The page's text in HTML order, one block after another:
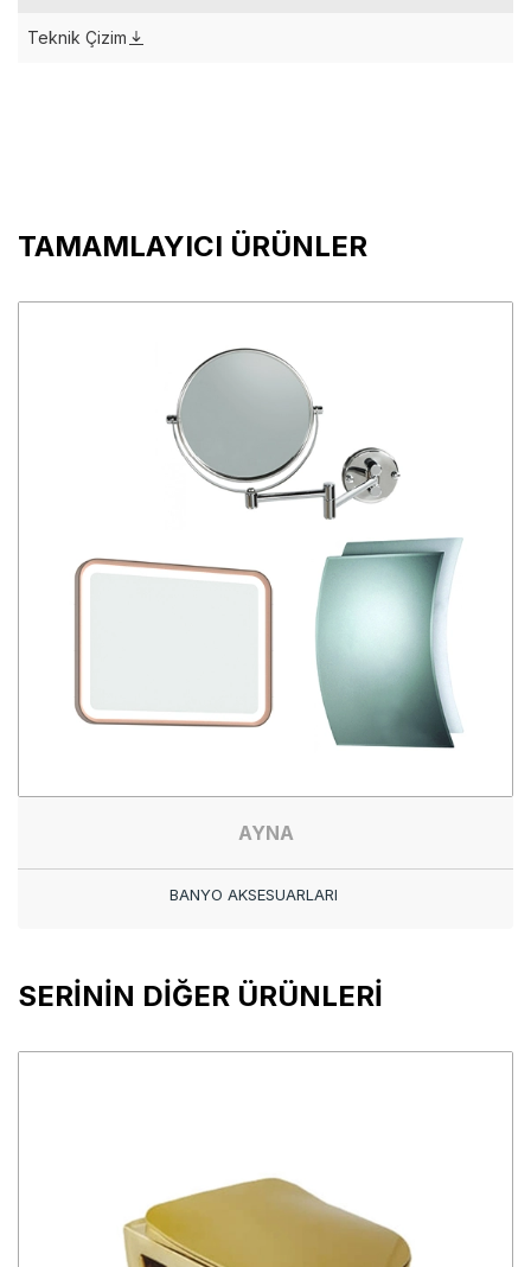
Teknik Çizim
TAMAMLAYICI ÜRÜNLER
AYNA
BANYO AKSESUARLARI
SERİNİN DİĞER ÜRÜNLERİ